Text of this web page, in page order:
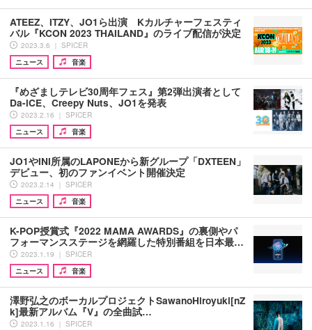
ATEEZ、ITZY、JO1ら出演 Kカルチャーフェスティ
バル『KCON 2023 THAILAND』のライブ配信が決定
2023.3.6 ｜ SPICER
ニュース
音楽
『めざましテレビ30周年フェス』第2弾出演者として
Da-iCE、Creepy Nuts、JO1を発表
2023.2.16 ｜ SPICER
ニュース
音楽
JO1やINI所属のLAPONEから新グループ「DXTEEN」
デビュー、初のファンイベント開催決定
2023.2.14 ｜ SPICER
ニュース
音楽
K-POP授賞式『2022 MAMA AWARDS』の裏側やパ
フォーマンスステージを網羅した特別番組を日本最…
2023.1.19 ｜ SPICER
ニュース
音楽
澤野弘之のボーカルプロジェクトSawanoHiroyuki[nZ
k]最新アルバム『V』の全曲試…
2023.1.16 ｜ SPICER